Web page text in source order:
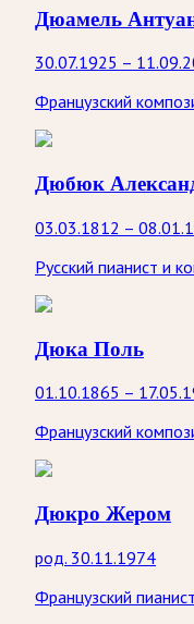
Дюамель
30.07.1925 –
Французский
Дюбюк
03.03.1812 –
Русский пианист и
Дюка Поль
01.10.1865 –
Французский
Дюкро Жером
род. 30.11.1974
Французский